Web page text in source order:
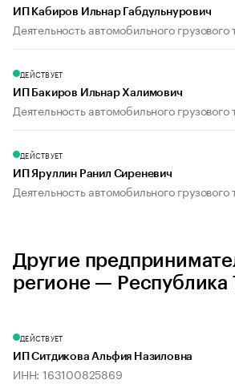
ИП Кабиров Ильнар Габдульнурович
Деятельность автомобильного
ДЕЙСТВУЕТ
ИП Бакиров Ильнар Халимович
Деятельность автомобильного
ДЕЙСТВУЕТ
ИП Яруллин Ранил Сиреневич
Деятельность автомобильного
Другие
регионе — Республика
ДЕЙСТВУЕТ
ИП Ситдикова Альфия Назиловна
ИНН: 163100825869